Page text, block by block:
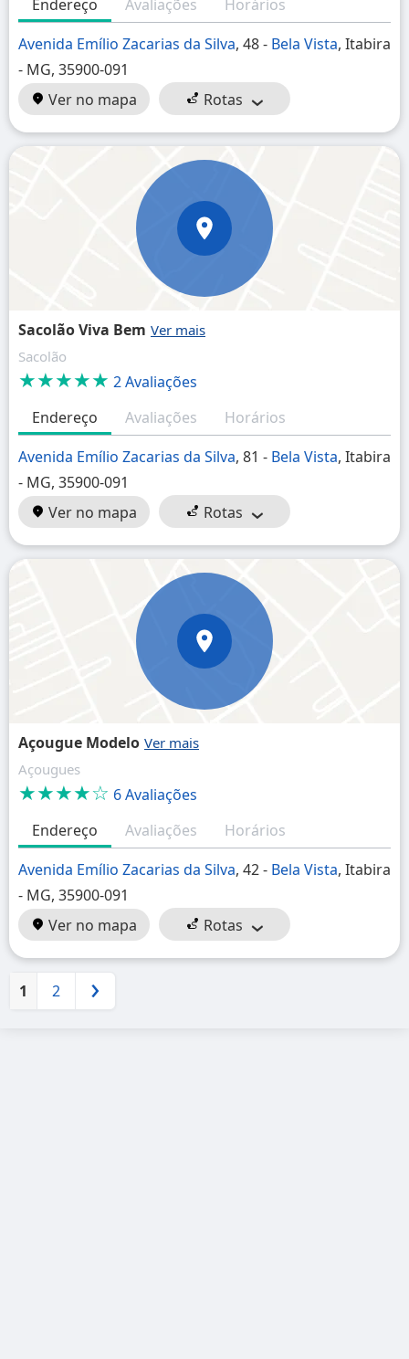
Endereço Avaliações
Horários
Avenida Emílio Zacarias da Silva, 48 - Bela Vista, Itabira
- MG, 35900-091
Ver no mapa
Rotas
Sacolão Viva Bem
Sacolão
★★★★★ 2 Avaliações
Endereço
Avaliações
Horários
Avenida Emílio Zacarias da Silva, 81 - Bela Vista, Itabira
- MG, 35900-091
Ver no mapa
Rotas
Açougue Modelo
Açougues
★★★★☆ 6 Avaliações
Endereço
Avaliações
Horários
Avenida Emílio Zacarias da Silva, 42 - Bela Vista, Itabira
- MG, 35900-091
Ver no mapa
Rotas
1 2 Próximo